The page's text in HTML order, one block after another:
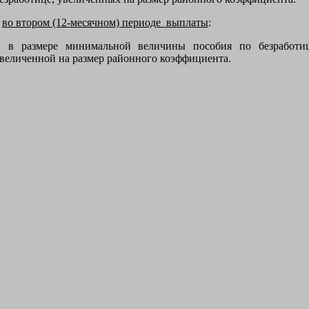
во втором (12-месячном) периоде выплаты:
размере минимальной величины пособия по
на размер районного коэффициента.